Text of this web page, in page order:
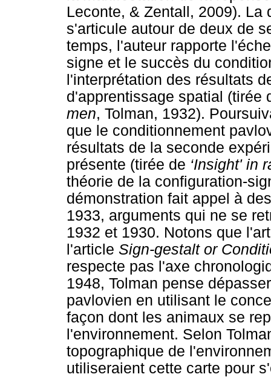
Leconte, & Zentall, 2009). La
s'articule autour de deux de
temps, l'auteur rapporte
signe et le succès du
l'interprétation des résultats
d'apprentissage spatial (tirée
men, Tolman, 1932).
que le conditionnement
résultats de la seconde
présente (tirée de ‘Insight' in
théorie de la configuration-
démonstration fait appel à
1933, arguments qui ne se
1932 et 1930. Notons que
l'article Sign-gestalt or
respecte pas l'axe
1948, Tolman pense
pavlovien en utilisant le
façon dont les animaux se
l'environnement. Selon
topographique de
utiliseraient cette carte pour